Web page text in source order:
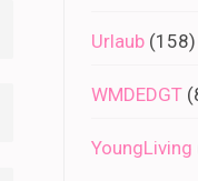
Urlaub (158)
WMDEDGT
YoungLiving